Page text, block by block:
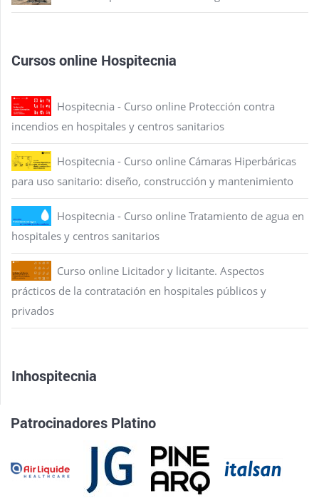
Cursos online Hospitecnia
Hospitecnia - Curso online Protección contra
incendios en hospitales y centros sanitarios
Hospitecnia - Curso online Cámaras Hiperbáricas
para uso sanitario: diseño, construcción y mantenimiento
Hospitecnia - Curso online Tratamiento de agua en
hospitales y centros sanitarios
Curso online Licitador y licitante. Aspectos
prácticos de la contratación en hospitales públicos y
privados
Inhospitecnia
Patrocinadores Platino